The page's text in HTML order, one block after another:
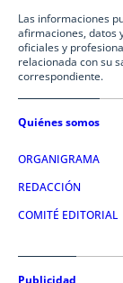
Las informaciones
afirmaciones, datos
oficiales y
relacionada con su
correspondiente.
Quiénes somos
ORGANIGRAMA
REDACCIÓN
COMITÉ EDITORIAL
Publicidad